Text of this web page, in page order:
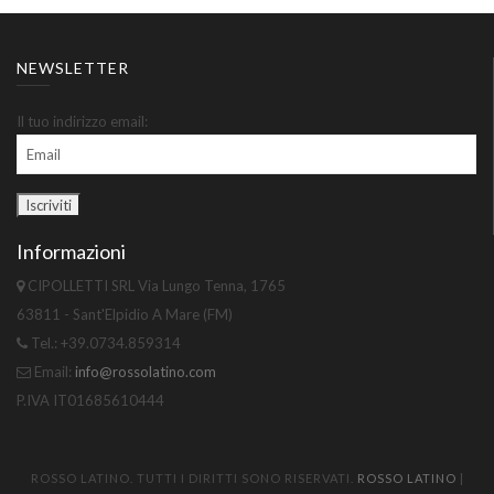
NEWSLETTER
Il tuo indirizzo email:
Informazioni
CIPOLLETTI SRL Via Lungo Tenna, 1765
63811 - Sant'Elpidio A Mare (FM)
Tel.: +39.0734.859314
Email: info@rossolatino.com
P.IVA IT01685610444
ROSSO LATINO. TUTTI I DIRITTI SONO RISERVATI. ROSSO LATINO